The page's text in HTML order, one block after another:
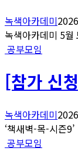
녹색아카데미
녹색아카데미 5월
공부모임
[참가 신
녹색아카데미
‘책새벽-목-시즌
공부모임